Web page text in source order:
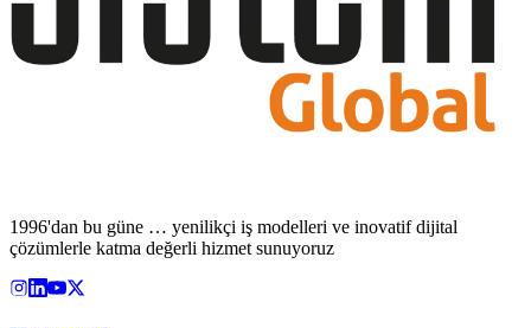
1996'dan bu güne … yenilikçi iş modelleri ve inovatif dijital
çözümlerle katma değerli hizmet sunuyoruz